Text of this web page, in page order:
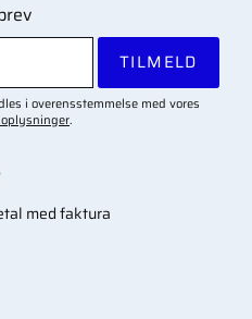
TILMELD
i overensstemmelse med vores
.
med faktura